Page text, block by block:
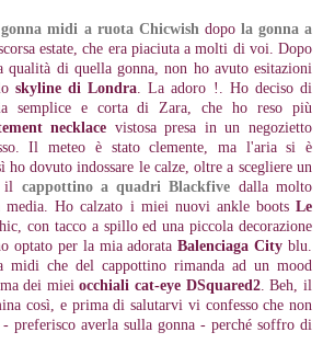
gonna midi a ruota Chicwishdopo la gonna a
estate, che era piaciuta a molti di voi. Dopo
qualità di quella gonna, non ho avuto esitazioni
skyline di Londra. La adoro !. Ho deciso di
semplice e corta di Zara, che ho reso più
necklace vistosa presa in un negozietto
Il meteo è stato clemente, ma l'aria si è
ho dovuto indossare le calze, oltre a scegliere un
il cappottino a quadri Blackfive dalla molto
media. Ho calzato i miei nuovi ankle boots Le
con tacco a spillo ed una piccola decorazione
optato per la mia adorataBalenciaga City blu.
midi che del cappottino rimanda ad un mood
dei mieiocchiali cat-eye DSquared2. Beh, il
così, e prima di salutarvi vi confesso che non
preferisco averla sulla gonna - perché soffro di